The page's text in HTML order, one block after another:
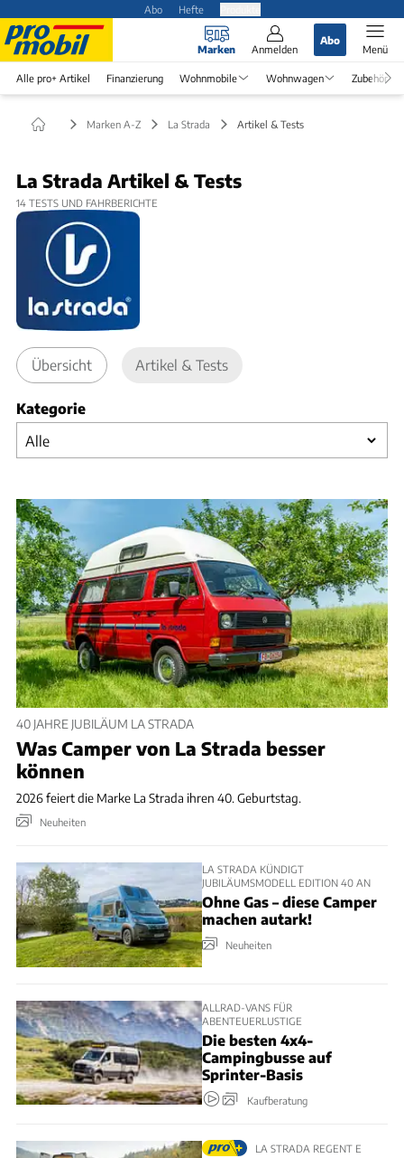
Abo Hefte
Marken Anmelden
Abo
Menü
Alle pro+ Artikel Finanzierung Wohnmobile Wohnwagen Zubehör
Marken A-Z La Strada Artikel & Tests
La Strada Artikel & Tests
14 TESTS UND FAHRBERICHTE
Übersicht Artikel & Tests
Kategorie
40 JAHRE JUBILÄUM LA STRADA
Was Camper von La Strada besser
können
2026 feiert die Marke La Strada ihren 40. Geburtstag.
Neuheiten
LA STRADA KÜNDIGT
JUBILÄUMSMODELL EDITION 40 AN
Ohne Gas – diese Camper
machen autark!
Neuheiten
ALLRAD-VANS FÜR
ABENTEUERLUSTIGE
Die besten 4x4-
Campingbusse auf
Sprinter-Basis
Kaufberatung
LA STRADA REGENT E